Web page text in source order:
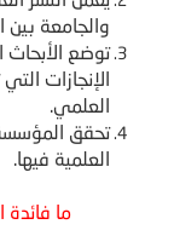
والجامعة بين
توضع
الإنجازات
العلمي.
تحقق المؤسسة
العلمية فيها.
ما فائدة